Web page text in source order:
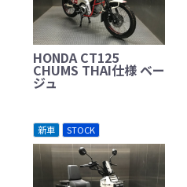
HONDA CT125
CHUMS THAI仕様 ベー
ジュ
新車 STOCK